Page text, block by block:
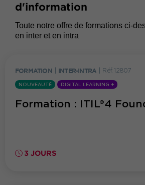
d'information
Toute notre offre de formations ci-
en inter et en intra
FORMATION INTER-INTRA Réf. 12807
NOUVEAUTÉ DIGITAL LEARNING +
Formation : ITIL®4
3 JOURS